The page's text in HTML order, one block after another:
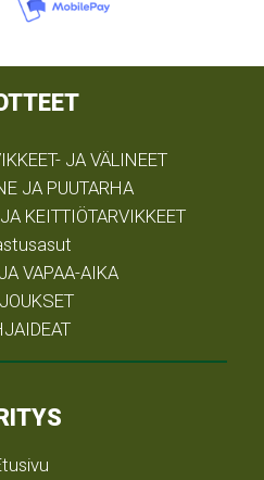
JA VÄLINEET
JA PUUTARHA
KEITTIÖTARVIKKEET
VAPAA-AIKA